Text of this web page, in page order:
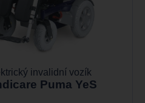
invalidní vozík
Puma YeS